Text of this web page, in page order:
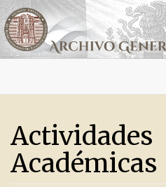
Actividades
Académicas